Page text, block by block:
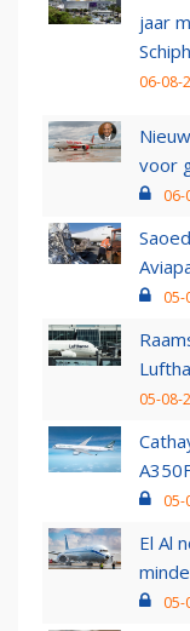
jaar
06-08-
voor
06-
05-
05-08-
05-
El Al
05-